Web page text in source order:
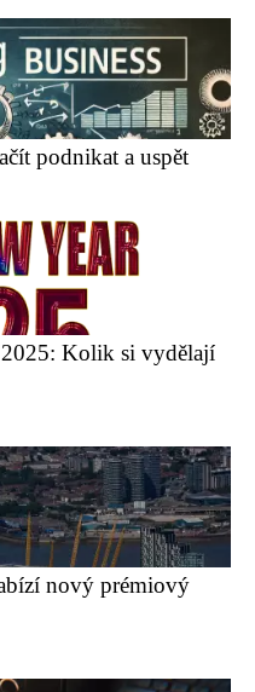
podnikat a uspět
2025: Kolik si vydělají
nový prémiový